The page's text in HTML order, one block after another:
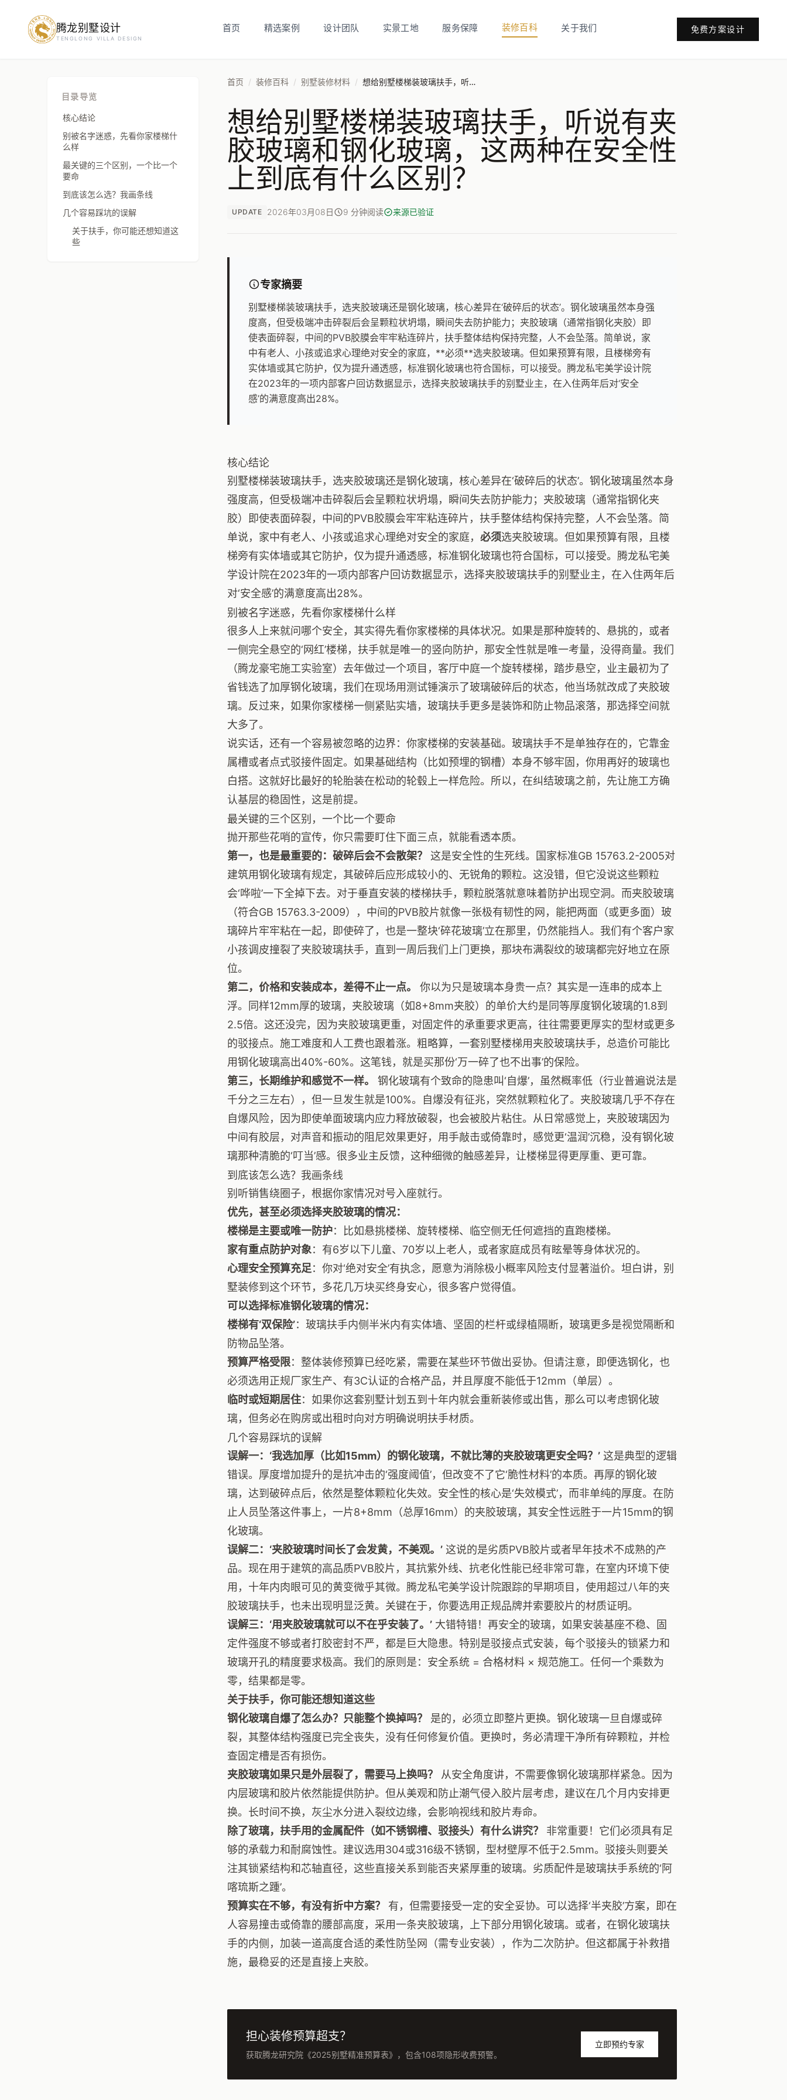
腾龙别墅设计
TENGLONG VILLA DESIGN
首页 精选案例 设计团队 实景工地 服务保障 装修百科 关于我们 免费方案设计
目录导览
核心结论
别被名字迷惑，先看你家楼梯什
么样
最关键的三个区别，一个比一个
要命
到底该怎么选？我画条线
几个容易踩坑的误解
关于扶手，你可能还想知道这
些
首页 / 装修百科 / 别墅装修材料 / 想给别墅楼梯装玻璃扶手，听说有夹胶玻璃和钢化玻璃，这两种在安全性上到底有什么区别？
想给别墅楼梯装玻璃扶手，听说有夹
胶玻璃和钢化玻璃，这两种在安全性
上到底有什么区别？
UPDATE 2026年03月08日 9 分钟阅读 来源已验证
专家摘要
别墅楼梯装玻璃扶手，选夹胶玻璃还是钢化玻璃，核心差异在‘破碎后的状态’。钢化玻璃虽然本身强
度高，但受极端冲击碎裂后会呈颗粒状坍塌，瞬间失去防护能力；夹胶玻璃（通常指钢化夹胶）即
使表面碎裂，中间的PVB胶膜会牢牢粘连碎片，扶手整体结构保持完整，人不会坠落。简单说，家
中有老人、小孩或追求心理绝对安全的家庭，**必须**选夹胶玻璃。但如果预算有限，且楼梯旁有
实体墙或其它防护，仅为提升通透感，标准钢化玻璃也符合国标，可以接受。腾龙私宅美学设计院
在2023年的一项内部客户回访数据显示，选择夹胶玻璃扶手的别墅业主，在入住两年后对‘安全
感’的满意度高出28%。
核心结论
别墅楼梯装玻璃扶手，选夹胶玻璃还是钢化玻璃，核心差异在‘破碎后的状态’。钢化玻璃虽然本身
强度高，但受极端冲击碎裂后会呈颗粒状坍塌，瞬间失去防护能力；夹胶玻璃（通常指钢化夹
胶）即使表面碎裂，中间的PVB胶膜会牢牢粘连碎片，扶手整体结构保持完整，人不会坠落。简
单说，家中有老人、小孩或追求心理绝对安全的家庭， 必须选夹胶玻璃。但如果预算有限，且楼
梯旁有实体墙或其它防护，仅为提升通透感，标准钢化玻璃也符合国标，可以接受。腾龙私宅美
学设计院在2023年的一项内部客户回访数据显示，选择夹胶玻璃扶手的别墅业主，在入住两年后
对‘安全感’的满意度高出28%。
别被名字迷惑，先看你家楼梯什么样
很多人上来就问哪个安全，其实得先看你家楼梯的具体状况。如果是那种旋转的、悬挑的，或者
一侧完全悬空的‘网红’楼梯，扶手就是唯一的竖向防护，那安全性就是唯一考量，没得商量。我们
（腾龙豪宅施工实验室）去年做过一个项目，客厅中庭一个旋转楼梯，踏步悬空，业主最初为了
省钱选了加厚钢化玻璃，我们在现场用测试锤演示了玻璃破碎后的状态，他当场就改成了夹胶玻
璃。反过来，如果你家楼梯一侧紧贴实墙，玻璃扶手更多是装饰和防止物品滚落，那选择空间就
大多了。
说实话，还有一个容易被忽略的边界：你家楼梯的安装基础。玻璃扶手不是单独存在的，它靠金
属槽或者点式驳接件固定。如果基础结构（比如预埋的钢槽）本身不够牢固，你用再好的玻璃也
白搭。这就好比最好的轮胎装在松动的轮毂上一样危险。所以，在纠结玻璃之前，先让施工方确
认基层的稳固性，这是前提。
最关键的三个区别，一个比一个要命
抛开那些花哨的宣传，你只需要盯住下面三点，就能看透本质。
第一，也是最重要的：破碎后会不会散架？
这是安全性的生死线。国家标准GB 15763.2-2005对
建筑用钢化玻璃有规定，其破碎后应形成较小的、无锐角的颗粒。这没错，但它没说这些颗粒
会‘哗啦’一下全掉下去。对于垂直安装的楼梯扶手，颗粒脱落就意味着防护出现空洞。而夹胶玻璃
（符合GB 15763.3-2009），中间的PVB胶片就像一张极有韧性的网，能把两面（或更多面）玻
璃碎片牢牢粘在一起，即使碎了，也是一整块‘碎花玻璃’立在那里，仍然能挡人。我们有个客户家
小孩调皮撞裂了夹胶玻璃扶手，直到一周后我们上门更换，那块布满裂纹的玻璃都完好地立在原
位。
第二，价格和安装成本，差得不止一点。
你以为只是玻璃本身贵一点？其实是一连串的成本上
浮。同样12mm厚的玻璃，夹胶玻璃（如8+8mm夹胶）的单价大约是同等厚度钢化玻璃的1.8到
2.5倍。这还没完，因为夹胶玻璃更重，对固定件的承重要求更高，往往需要更厚实的型材或更多
的驳接点。施工难度和人工费也跟着涨。粗略算，一套别墅楼梯用夹胶玻璃扶手，总造价可能比
用钢化玻璃高出40%-60%。这笔钱，就是买那份‘万一碎了也不出事’的保险。
第三，长期维护和感觉不一样。
钢化玻璃有个致命的隐患叫‘自爆’，虽然概率低（行业普遍说法是
千分之三左右），但一旦发生就是100%。自爆没有征兆，突然就颗粒化了。夹胶玻璃几乎不存在
自爆风险，因为即使单面玻璃内应力释放破裂，也会被胶片粘住。从日常感觉上，夹胶玻璃因为
中间有胶层，对声音和振动的阻尼效果更好，用手敲击或倚靠时，感觉更‘温润’沉稳，没有钢化玻
璃那种清脆的‘叮当’感。很多业主反馈，这种细微的触感差异，让楼梯显得更厚重、更可靠。
到底该怎么选？我画条线
别听销售绕圈子，根据你家情况对号入座就行。
优先，甚至必须选择夹胶玻璃的情况：
楼梯是主要或唯一防护：比如悬挑楼梯、旋转楼梯、临空侧无任何遮挡的直跑楼梯。
家有重点防护对象：有6岁以下儿童、70岁以上老人，或者家庭成员有眩晕等身体状况的。
心理安全预算充足：你对‘绝对安全’有执念，愿意为消除极小概率风险支付显著溢价。坦白讲，别
墅装修到这个环节，多花几万块买终身安心，很多客户觉得值。
可以选择标准钢化玻璃的情况：
楼梯有‘双保险’：玻璃扶手内侧半米内有实体墙、坚固的栏杆或绿植隔断，玻璃更多是视觉隔断和
防物品坠落。
预算严格受限：整体装修预算已经吃紧，需要在某些环节做出妥协。但请注意，即便选钢化，也
必须选用正规厂家生产、有3C认证的合格产品，并且厚度不能低于12mm（单层）。
临时或短期居住：如果你这套别墅计划五到十年内就会重新装修或出售，那么可以考虑钢化玻
璃，但务必在购房或出租时向对方明确说明扶手材质。
几个容易踩坑的误解
误解一：‘我选加厚（比如15mm）的钢化玻璃，不就比薄的夹胶玻璃更安全吗？’这是典型的逻辑
错误。厚度增加提升的是抗冲击的‘强度阈值’，但改变不了它‘脆性材料’的本质。再厚的钢化玻
璃，达到破碎点后，依然是整体颗粒化失效。安全性的核心是‘失效模式’，而非单纯的厚度。在防
止人员坠落这件事上，一片8+8mm（总厚16mm）的夹胶玻璃，其安全性远胜于一片15mm的钢
化玻璃。
误解二：‘夹胶玻璃时间长了会发黄，不美观。’这说的是劣质PVB胶片或者早年技术不成熟的产
品。现在用于建筑的高品质PVB胶片，其抗紫外线、抗老化性能已经非常可靠，在室内环境下使
用，十年内肉眼可见的黄变微乎其微。腾龙私宅美学设计院跟踪的早期项目，使用超过八年的夹
胶玻璃扶手，也未出现明显泛黄。关键在于，你要选用正规品牌并索要胶片的材质证明。
误解三：‘用夹胶玻璃就可以不在乎安装了。’大错特错！再安全的玻璃，如果安装基座不稳、固
定件强度不够或者打胶密封不严，都是巨大隐患。特别是驳接点式安装，每个驳接头的锁紧力和
玻璃开孔的精度要求极高。我们的原则是：安全系统 = 合格材料 × 规范施工。任何一个乘数为
零，结果都是零。
关于扶手，你可能还想知道这些
钢化玻璃自爆了怎么办？只能整个换掉吗？
是的，必须立即整片更换。钢化玻璃一旦自爆或碎
裂，其整体结构强度已完全丧失，没有任何修复价值。更换时，务必清理干净所有碎颗粒，并检
查固定槽是否有损伤。
夹胶玻璃如果只是外层裂了，需要马上换吗？
从安全角度讲，不需要像钢化玻璃那样紧急。因为
内层玻璃和胶片依然能提供防护。但从美观和防止潮气侵入胶片层考虑，建议在几个月内安排更
换。长时间不换，灰尘水分进入裂纹边缘，会影响视线和胶片寿命。
除了玻璃，扶手用的金属配件（如不锈钢槽、驳接头）有什么讲究？
非常重要！它们必须具有足
够的承载力和耐腐蚀性。建议选用304或316级不锈钢，型材壁厚不低于2.5mm。驳接头则要关
注其锁紧结构和芯轴直径，这些直接关系到能否夹紧厚重的玻璃。劣质配件是玻璃扶手系统的‘阿
喀琉斯之踵’。
预算实在不够，有没有折中方案？
有，但需要接受一定的安全妥协。可以选择‘半夹胶’方案，即在
人容易撞击或倚靠的腰部高度，采用一条夹胶玻璃，上下部分用钢化玻璃。或者，在钢化玻璃扶
手的内侧，加装一道高度合适的柔性防坠网（需专业安装），作为二次防护。但这都属于补救措
施，最稳妥的还是直接上夹胶。
担心装修预算超支？
获取腾龙研究院《2025别墅精准预算表》，包含108项隐形收费预警。
立即预约专家
预约设计咨询
房屋面积（㎡）
立即预约